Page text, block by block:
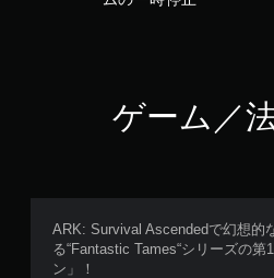
ー
レ
で
き
ゲーム／
ARK: Survival Ascendedで幻想的
る“Fantastic Tames“シリーズの
ン」！